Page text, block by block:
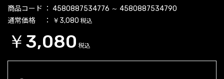
商品コード 4580887534776 ～ 4580887534790
通常価格 ￥3,080 税込
￥3,080 税込